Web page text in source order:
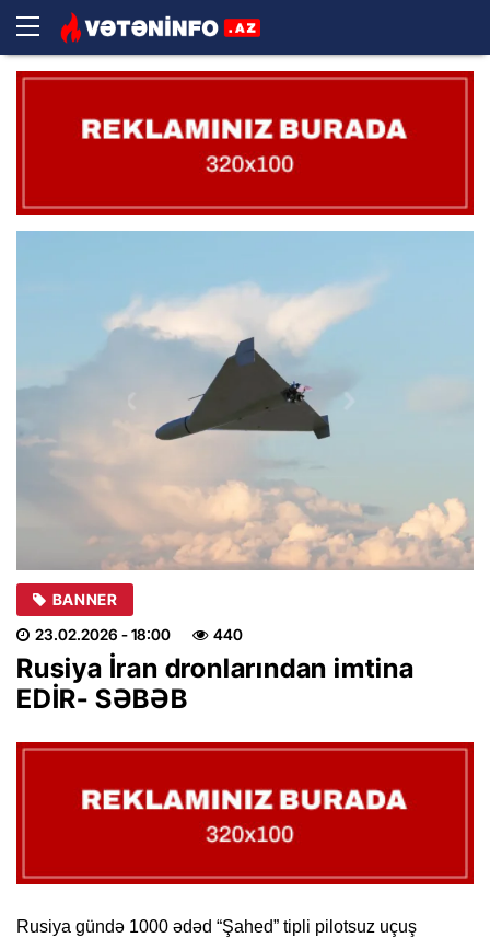
BANNER
23.02.2026 - 18:00 440
Rusiya İran dronlarından imtina
EDİR- SƏBƏB
Rusiya gündə 1000 ədəd “Şahed” tipli pilotsuz uçuş